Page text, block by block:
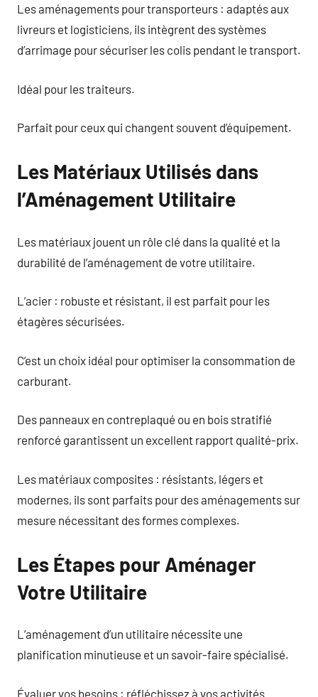
Les aménagements pour transporteurs : adaptés aux
livreurs et logisticiens, ils intègrent des systèmes
d’arrimage pour sécuriser les colis pendant le transport.
Idéal pour les traiteurs.
Parfait pour ceux qui changent souvent d’équipement.
Les Matériaux Utilisés dans
l’Aménagement Utilitaire
Les matériaux jouent un rôle clé dans la qualité et la
durabilité de l’aménagement de votre utilitaire.
L’acier : robuste et résistant, il est parfait pour les
étagères sécurisées.
C’est un choix idéal pour optimiser la consommation de
carburant.
Des panneaux en contreplaqué ou en bois stratifié
renforcé garantissent un excellent rapport qualité-prix.
Les matériaux composites : résistants, légers et
modernes, ils sont parfaits pour des aménagements sur
mesure nécessitant des formes complexes.
Les Étapes pour Aménager
Votre Utilitaire
L’aménagement d’un utilitaire nécessite une
planification minutieuse et un savoir-faire spécialisé.
Évaluer vos besoins : réfléchissez à vos activités